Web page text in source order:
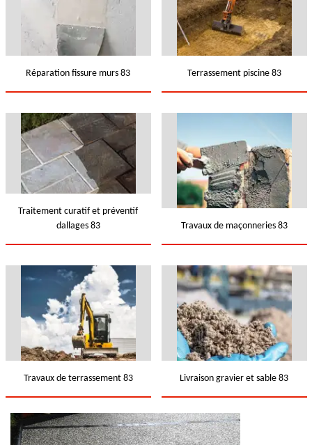
Réparation fissure murs 83 Terrassement piscine 83
Traitement curatif et préventif
dallages 83
Travaux de maçonneries 83
Travaux de terrassement 83 Livraison gravier et sable 83